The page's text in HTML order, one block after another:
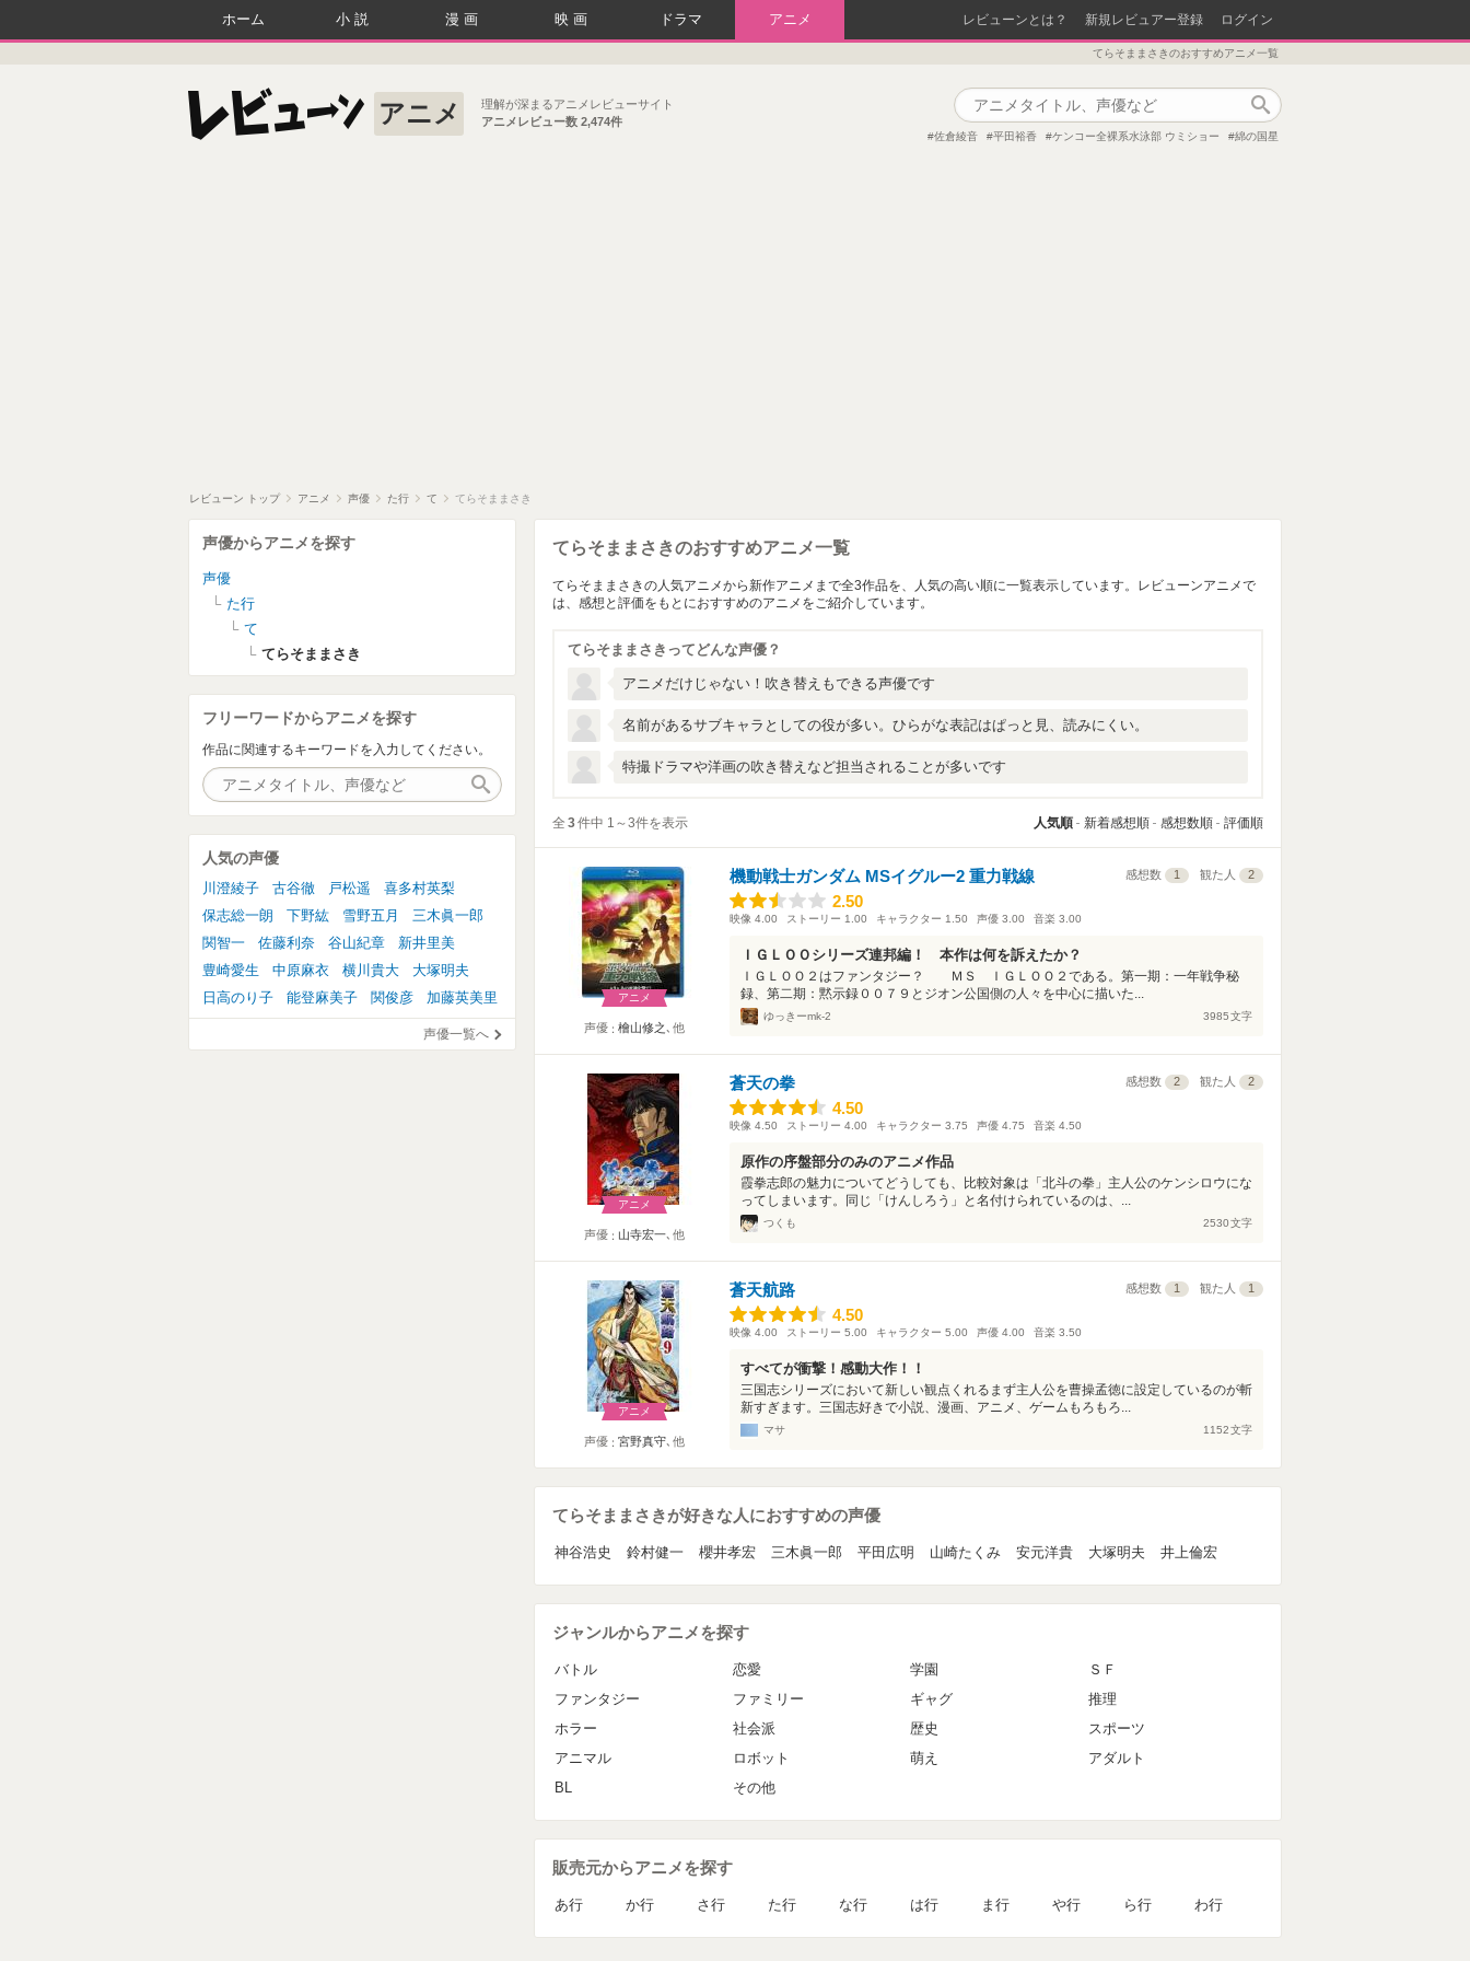
ホーム 小説 漫画 映画 ドラマ アニメ レビューンとは？ 新規レビュアー登録 ログイン
てらそままさきのおすすめアニメ一覧
アニメ
理解が深まるアニメレビューサイト
アニメレビュー数 2,474件
佐倉綾音 平田裕香 ケンコー全裸系水泳部 ウミショー 綿の国星
レビューン トップ アニメ 声優 た行 て てらそままさき
てらそままさきのおすすめアニメ一覧
てらそままさきの人気アニメから新作アニメまで全3作品を、人気の高い順に一覧表示しています。レビューンアニメで
は、感想と評価をもとにおすすめのアニメをご紹介しています。
てらそままさきってどんな声優？
アニメだけじゃない！吹き替えもできる声優です
名前があるサブキャラとしての役が多い。ひらがな表記はぱっと見、読みにくい。
特撮ドラマや洋画の吹き替えなど担当されることが多いです
全 3件中 1～3件を表示 人気順 新着感想順 感想数順 評価順
アニメ
声優 檜山修之､他
機動戦士ガンダム MSイグルー2 重力戦線 感想数 1 観た人 2
2.50
2.50
映像 4.00 ストーリー 1.00 キャラクター 1.50 声優 3.00 音楽 3.00
ＩＧＬＯＯシリーズ連邦編！ 本作は何を訴えたか？
ＩＧＬＯＯ２はファンタジー？ ＭＳ ＩＧＬＯＯ２である。第一期：一年戦争秘
録、第二期：黙示録００７９とジオン公国側の人々を中心に描いた...
ゆっきーmk-2 3985文字
アニメ
声優 山寺宏一､他
蒼天の拳 感想数 2 観た人 2
4.50
4.50
映像 4.50 ストーリー 4.00 キャラクター 3.75 声優 4.75 音楽 4.50
原作の序盤部分のみのアニメ作品
霞拳志郎の魅力についてどうしても、比較対象は「北斗の拳」主人公のケンシロウにな
ってしまいます。同じ「けんしろう」と名付けられているのは、...
つくも 2530文字
アニメ
声優 宮野真守､他
蒼天航路 感想数 1 観た人 1
4.50
4.50
映像 4.00 ストーリー 5.00 キャラクター 5.00 声優 4.00 音楽 3.50
すべてが衝撃！感動大作！！
三国志シリーズにおいて新しい観点くれるまず主人公を曹操孟徳に設定しているのが斬
新すぎます。三国志好きで小説、漫画、アニメ、ゲームもろもろ...
マサ 1152文字
てらそままさきが好きな人におすすめの声優
神谷浩史 鈴村健一 櫻井孝宏 三木眞一郎 平田広明 山崎たくみ 安元洋貴 大塚明夫 井上倫宏
ジャンルからアニメを探す
バトル 恋愛 学園
ＳＦ
ファンタジー
ファミリー ギャグ
推理
ホラー
社会派 歴史
スポーツ
アニマル
ロボット 萌え
アダルト
BL
その他
販売元からアニメを探す
あ行 か行 さ行 た行 な行 は行 ま行 や行 ら行 わ行
声優からアニメを探す
声優
た行
て
てらそままさき
フリーワードからアニメを探す
作品に関連するキーワードを入力してください。
作品検索
人気の声優
川澄綾子 古谷徹 戸松遥
喜多村英梨
保志総一朗
下野紘 雪野五月
三木眞一郎
関智一
佐藤利奈 谷山紀章
新井里美
豊崎愛生
中原麻衣 横川貴大
大塚明夫
日高のり子
能登麻美子 関俊彦 加藤英美里
声優一覧へ